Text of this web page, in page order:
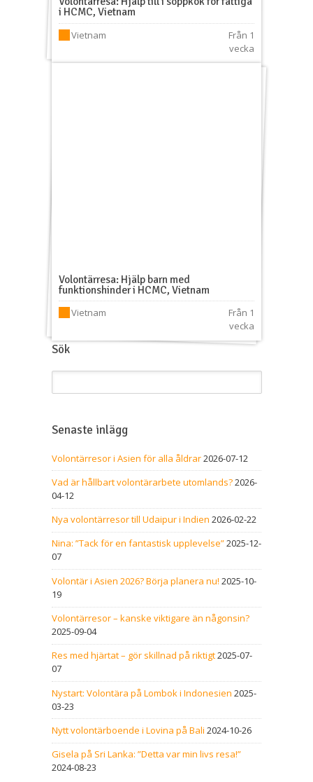
i HCMC, Vietnam
Vietnam
Från 1
vecka
Volontärresa: Hjälp barn med
funktionshinder i HCMC, Vietnam
Vietnam
Från 1
vecka
Sök
Senaste inlägg
Volontärresor i Asien för alla åldrar2026-07-12
Vad är hållbart volontärarbete utomlands?2026-
04-12
Nya volontärresor till Udaipur i Indien 2026-02-22
Nina: ”Tack för en fantastisk upplevelse”2025-12-
07
Volontär i Asien 2026? Börja planera nu! 2025-10-
19
Volontärresor – kanske viktigare än någonsin?
2025-09-04
Res med hjärtat – gör skillnad på riktigt2025-07-
07
Nystart: Volontära på Lombok i Indonesien 2025-
03-23
Nytt volontärboende i Lovina på Bali 2024-10-26
Gisela på Sri Lanka: ”Detta var min livs resa!”
2024-08-23